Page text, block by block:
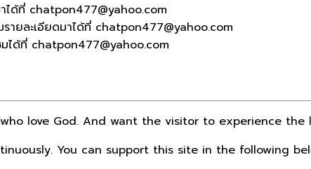
าได้ที่ chatpon477@yahoo.com
ยละเอียดมาได้ที่ chatpon477@yahoo.com
ได้ที่ chatpon477@yahoo.com
love God. And want the visitor to experience the
You can support this site in the following